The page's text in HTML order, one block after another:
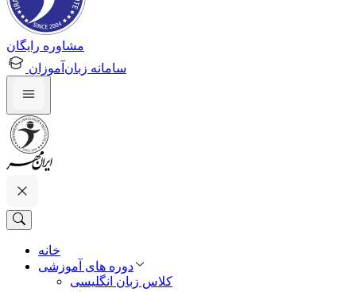
مشاوره رایگان
سامانه زبان‌آموزان
خانه
دوره های آموزشی
کلاس زبان انگلیسی